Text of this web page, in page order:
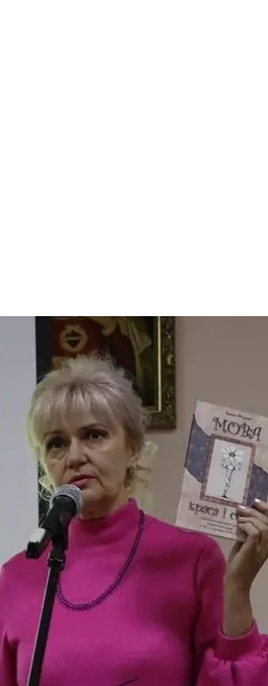
держит свою книгу «Язык — красота и
Facebook / Ирина Фарион
на стороне студентов
не относящимися с
отметило, что преподаватели
к фундаментальным
защитников и защитниц.
сами являются носителями таких
студентов к
ЗВО не
достоинство человека
ответе на запрос.
назначают и увольняют с
несут ответственность
но и людьми